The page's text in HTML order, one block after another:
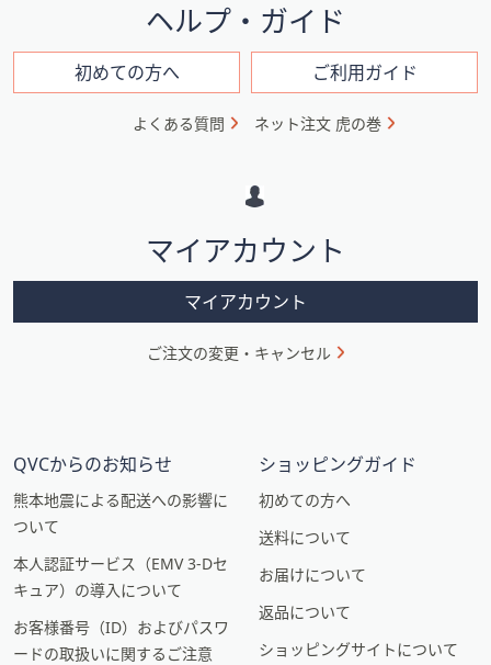
ン
ン
ヘルプ・ガイド
初めての方へ ご利用ガイド
よくある質問 ネット注文 虎の巻
マイアカウント
マイアカウント
ご注文の変更・キャンセル
QVCからのお知らせ
熊本地震による配送への影響に
ついて
本人認証サービス（EMV 3-Dセ
キュア）の導入について
お客様番号（ID）およびパスワ
ードの取扱いに関するご注意
ショッピングガイド
初めての方へ
送料について
お届けについて
返品について
ショッピングサイトについて